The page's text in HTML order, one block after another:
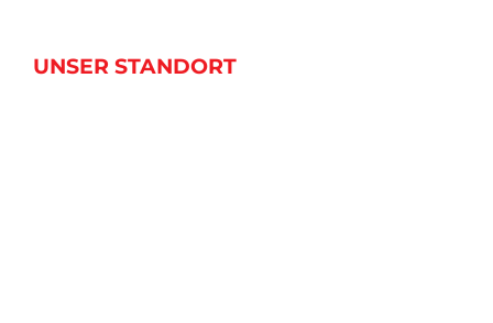
UNSER STANDORT